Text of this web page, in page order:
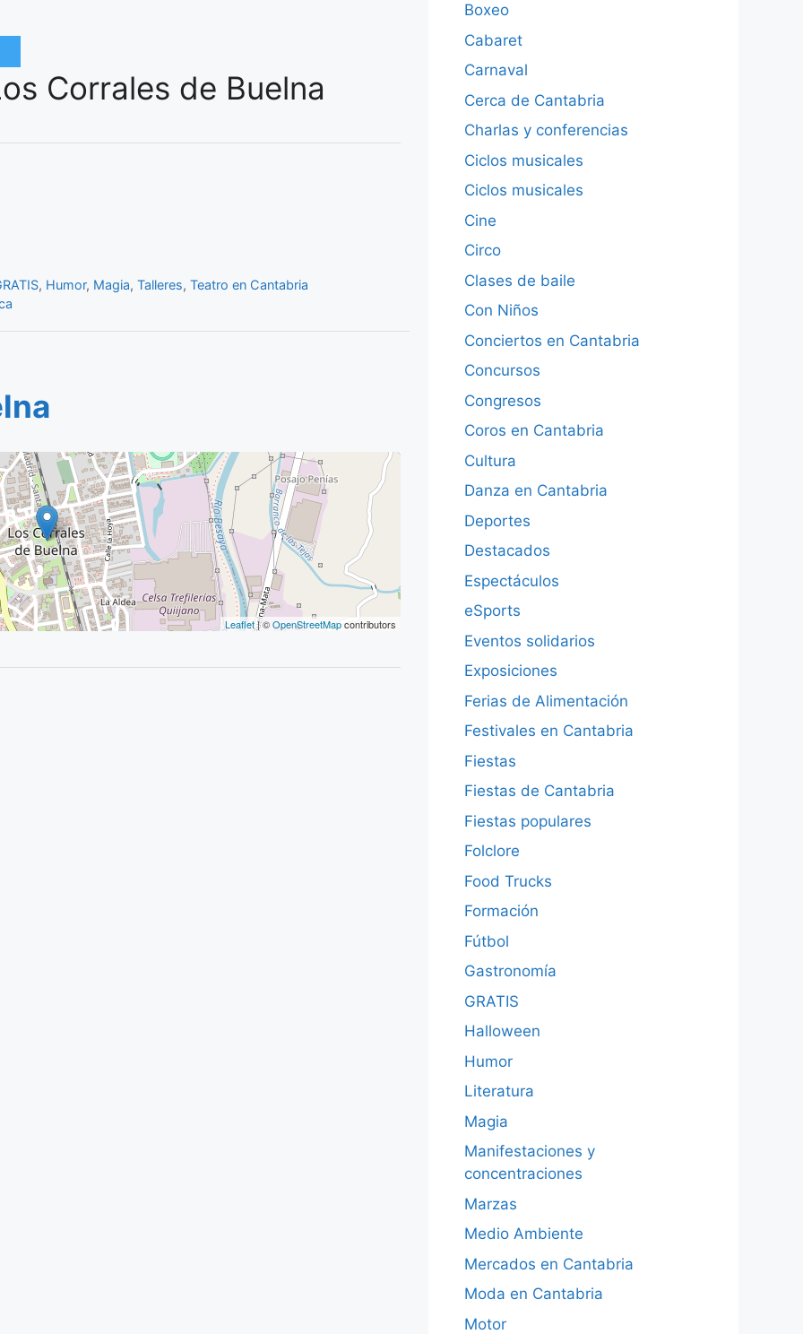
Corrales de Buelna
, Humor, Magia, Talleres, Teatro en Cantabria
Leaflet| ©OpenStreetMapcontributors
Boxeo
Cabaret
Carnaval
Cerca de Cantabria
Charlas y conferencias
Ciclos musicales
Ciclos musicales
Cine
Circo
Clases de baile
Con Niños
Conciertos en Cantabria
Concursos
Congresos
Coros en Cantabria
Cultura
Danza en Cantabria
Deportes
Destacados
Espectáculos
eSports
Eventos solidarios
Exposiciones
Ferias de Alimentación
Festivales en Cantabria
Fiestas
Fiestas de Cantabria
Fiestas populares
Folclore
Food Trucks
Formación
Fútbol
Gastronomía
GRATIS
Halloween
Humor
Literatura
Magia
Manifestaciones y
concentraciones
Marzas
Medio Ambiente
Mercados en Cantabria
Moda en Cantabria
Motor